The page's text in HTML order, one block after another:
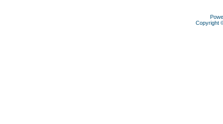
Copyright